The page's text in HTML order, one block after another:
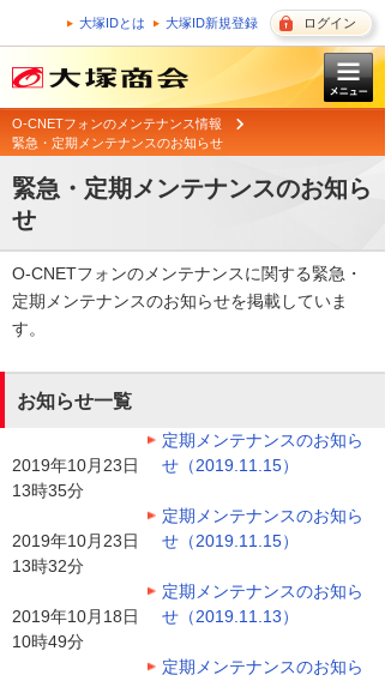
大塚IDとは 大塚ID新規登録 ログイン
O-CNETフォンのメンテナンス情報
緊急・定期メンテナンスのお知らせ
緊急・定期メンテナンスのお知ら
せ
O-CNETフォンのメンテナンスに関する緊急・
定期メンテナンスのお知らせを掲載していま
す。
お知らせ一覧
2019年10月23日
13時35分
定期メンテナンスのお知ら
せ（2019.11.15）
2019年10月23日
13時32分
定期メンテナンスのお知ら
せ（2019.11.15）
2019年10月18日
10時49分
定期メンテナンスのお知ら
せ（2019.11.13）
定期メンテナンスのお知ら